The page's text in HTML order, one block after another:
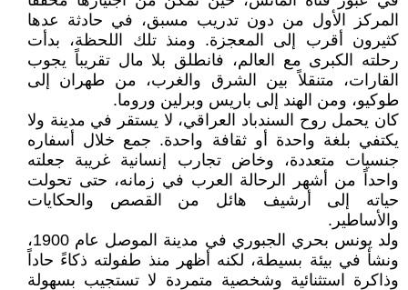
المركز الأول من دون تدريب مسبق، في حادثة عدها
كثيرون أقرب إلى المعجزة. ومنذ تلك اللحظة، بدأت
رحلته الكبرى مع العالم، فانطلق بلا مال تقريباً يجوب
القارات، متنقلاً بين الشرق والغرب، من طهران إلى
طوكيو، ومن الهند إلى باريس وبرلين وروما.
كان يحمل روح السندباد العراقي، لا يستقر في مدينة ولا
يكتفي بلغة واحدة أو ثقافة واحدة. جمع خلال أسفاره
جنسيات متعددة، وخاض تجارب إنسانية غريبة جعلته
واحداً من أشهر الرحالة العرب في زمانه، حتى تحولت
حياته إلى أرشيف هائل من القصص والحكايات
والأساطير.
ولد يونس بحري الجبوري في مدينة الموصل عام 1900،
ونشأ في بيئة بسيطة، لكنه أظهر منذ طفولته ذكاءً حاداً
وذاكرة استثنائية وشخصية متمردة لا تستجيب بسهولة